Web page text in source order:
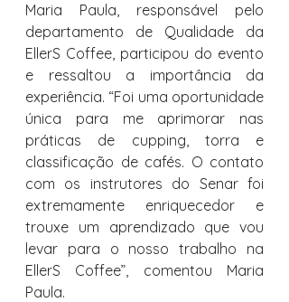
Maria Paula, responsável pelo
departamento de Qualidade da
EllerS Coffee, participou do evento
e ressaltou a importância da
experiência. “Foi uma oportunidade
única para me aprimorar nas
práticas de cupping, torra e
classificação de cafés. O contato
com os instrutores do Senar foi
extremamente enriquecedor e
trouxe um aprendizado que vou
levar para o nosso trabalho na
EllerS Coffee”, comentou Maria
Paula.